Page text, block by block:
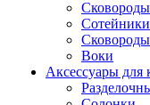
Сотейники
Сковороды
Воки
Аксессуары для